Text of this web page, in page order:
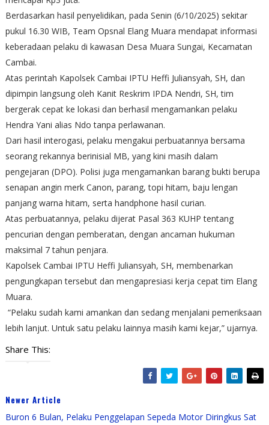
Berdasarkan hasil penyelidikan, pada Senin (6/10/2025) sekitar
pukul 16.30 WIB, Team Opsnal Elang Muara mendapat informasi
keberadaan pelaku di kawasan Desa Muara Sungai, Kecamatan
Cambai.
Atas perintah Kapolsek Cambai IPTU Heffi Juliansyah, SH, dan
dipimpin langsung oleh Kanit Reskrim IPDA Nendri, SH, tim
bergerak cepat ke lokasi dan berhasil mengamankan pelaku
Hendra Yani alias Ndo tanpa perlawanan.
Dari hasil interogasi, pelaku mengakui perbuatannya bersama
seorang rekannya berinisial MB, yang kini masih dalam
pengejaran (DPO). Polisi juga mengamankan barang bukti berupa
senapan angin merk Canon, parang, topi hitam, baju lengan
panjang warna hitam, serta handphone hasil curian.
Atas perbuatannya, pelaku dijerat Pasal 363 KUHP tentang
pencurian dengan pemberatan, dengan ancaman hukuman
maksimal 7 tahun penjara.
Kapolsek Cambai IPTU Heffi Juliansyah, SH, membenarkan
pengungkapan tersebut dan mengapresiasi kerja cepat tim Elang
Muara.
“Pelaku sudah kami amankan dan sedang menjalani pemeriksaan
lebih lanjut. Untuk satu pelaku lainnya masih kami kejar,” ujarnya.
Share This:
Newer Article
Buron 6 Bulan, Pelaku Penggelapan Sepeda Motor Diringkus Sat